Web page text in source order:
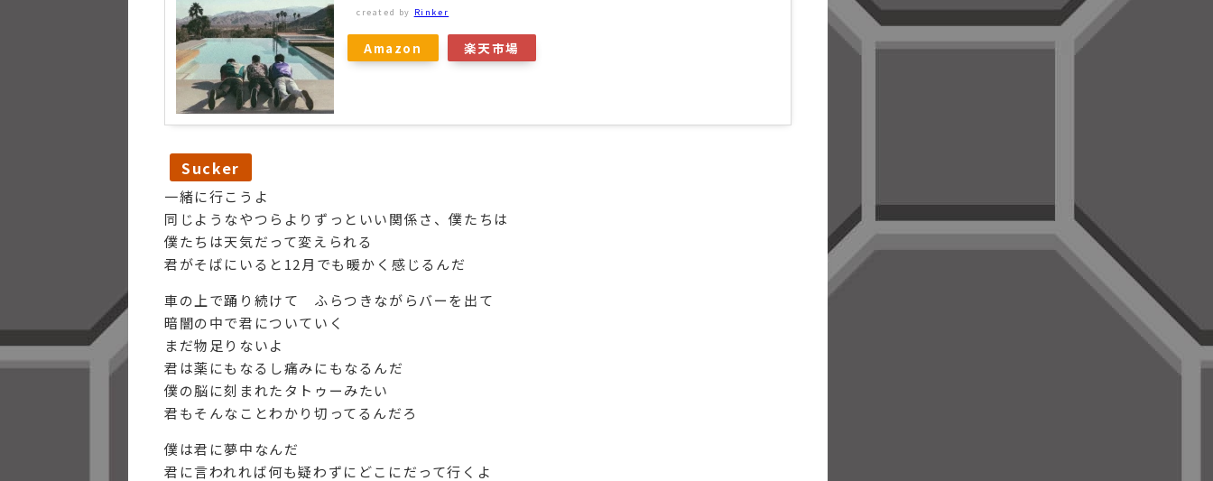
created by Rinker
Amazon 楽天市場
Sucker
一緒に行こうよ
同じようなやつらよりずっといい関係さ、僕たちは
僕たちは天気だって変えられる
君がそばにいると12月でも暖かく感じるんだ
車の上で踊り続けて ふらつきながらバーを出て
暗闇の中で君についていく
まだ物足りないよ
君は薬にもなるし痛みにもなるんだ
僕の脳に刻まれたタトゥーみたい
君もそんなことわかり切ってるんだろ
僕は君に夢中なんだ
君に言われれば何も疑わずにどこにだって行くよ